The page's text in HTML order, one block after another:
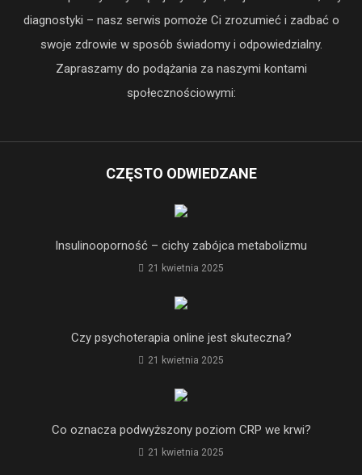
diagnostyki – nasz serwis pomoże Ci zrozumieć i zadbać o
swoje zdrowie w sposób świadomy i odpowiedzialny.
Zapraszamy do podążania za naszymi kontami
społecznościowymi:
CZĘSTO ODWIEDZANE
Insulinooporność – cichy zabójca metabolizmu
21 kwietnia 2025
Czy psychoterapia online jest skuteczna?
21 kwietnia 2025
Co oznacza podwyższony poziom CRP we krwi?
21 kwietnia 2025